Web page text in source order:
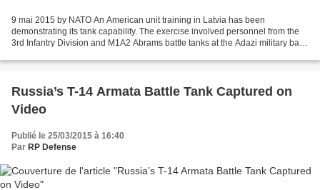
9 mai 2015 by NATO An American unit training in Latvia has been
demonstrating its tank capability. The exercise involved personnel from the
3rd Infantry Division and M1A2 Abrams battle tanks at the Adazi military base
Russia’s T-14 Armata Battle Tank Captured on
Video
Publié le 25/03/2015 à 16:40
Par RP Defense